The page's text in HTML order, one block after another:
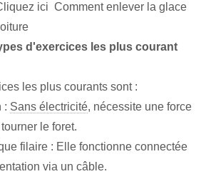
ici Comment enlever la glace
d'exercices les plus courant
les plus courants sont :
: Sans électricité, nécessite une force
le foret.
filaire : Elle fonctionne connectée
via un câble.